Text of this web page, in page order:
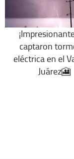
captaron
eléctrica en el
Juárez🎦